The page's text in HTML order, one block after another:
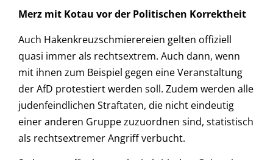
Merz mit Kotau vor der Politischen Korrektheit
Auch Hakenkreuzschmierereien gelten offiziell
quasi immer als rechtsextrem. Auch dann, wenn
mit ihnen zum Beispiel gegen eine Veranstaltung
der AfD protestiert werden soll. Zudem werden alle
judenfeindlichen Straftaten, die nicht eindeutig
einer anderen Gruppe zuzuordnen sind, statistisch
als rechtsextremer Angriff verbucht.